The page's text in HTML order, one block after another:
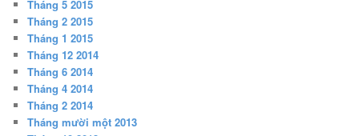
Tháng 5 2015
Tháng 2 2015
Tháng 1 2015
Tháng 12 2014
Tháng 6 2014
Tháng 4 2014
Tháng 2 2014
Tháng mười một 2013